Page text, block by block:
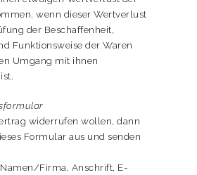
wenn dieser Wertverlust
der Beschaffenheit,
Funktionsweise der Waren
Umgang mit ihnen
widerrufen wollen, dann
Formular aus und senden
Namen/Firma, Anschrift, E-